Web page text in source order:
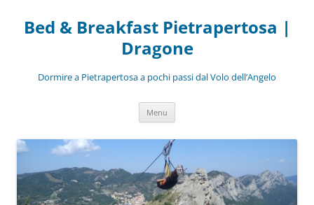
Bed & Breakfast Pietrapertosa |
Dragone
Dormire a Pietrapertosa a pochi passi dal Volo dell’Angelo
Menu